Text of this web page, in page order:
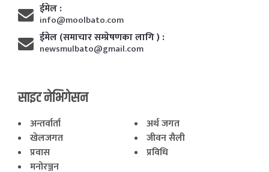
ईमेल :
info@moolbato.com
ईमेल (समाचार सम्प्रेषणका लागि ) :
newsmulbato@gmail.com
साइट नेभिगेसन
अन्तर्वार्ता
अर्थ जगत
खेलजगत
जीवन सैली
प्रवास
प्रविधि
मनोरञ्जन